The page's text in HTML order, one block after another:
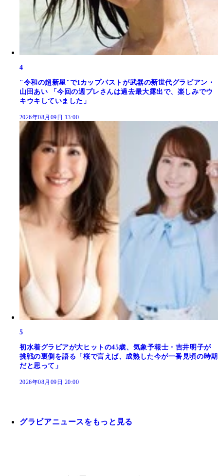
4
"令和の超新星"でIカップバストが武器の新世代グラビアン・
山田あい 「今回の週プレさんは過去最大露出で、楽しみでウ
キウキしていました」
2026年08月09日 13:00
5
初水着グラビアが大ヒットの45歳、気象予報士・吉井明子が
挑戦の裏側を語る「桜で言えば、成熟した今が一番見頃の時期
だと思って」
2026年08月09日 20:00
グラビアニュースをもっと見る